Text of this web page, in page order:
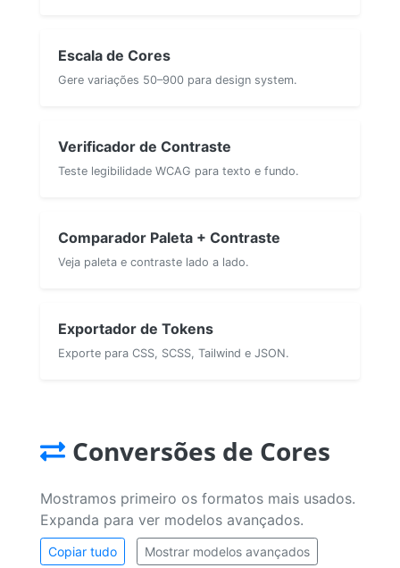
Escala de Cores
Gere variações 50–900 para design system.
Verificador de Contraste
Teste legibilidade WCAG para texto e fundo.
Comparador Paleta + Contraste
Veja paleta e contraste lado a lado.
Exportador de Tokens
Exporte para CSS, SCSS, Tailwind e JSON.
Conversões de Cores
Mostramos primeiro os formatos mais usados.
Expanda para ver modelos avançados.
Copiar tudo Mostrar modelos avançados